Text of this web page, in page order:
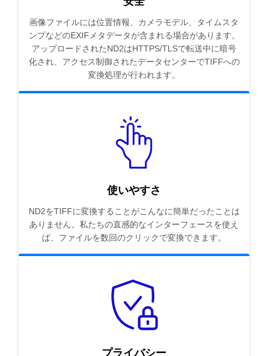
画像ファイルには位置情報、カメラモデル、タイムスタ
ンプなどのEXIFメタデータが含まれる場合があります。
アップロードされたND2はHTTPS/TLSで転送中に暗号
化され、アクセス制御されたデータセンターでTIFFへの
変換処理が行われます。
使いやすさ
ND2をTIFFに変換することがこんなに簡単だったことは
ありません。私たちの直感的なインターフェースを使え
ば、ファイルを数回のクリックで変換できます。
プライバシー